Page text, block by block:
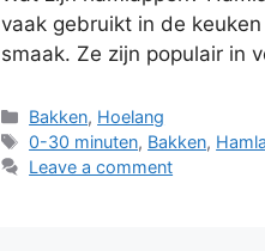
vaak gebruikt in de
smaak. Ze zijn populair in
Bakken, Hoelang
0-30 minuten, Bakken,
Leave a comment